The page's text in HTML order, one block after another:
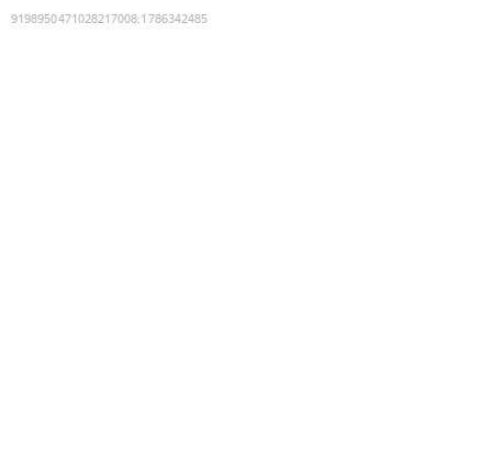
9198950471028217008:1786342485